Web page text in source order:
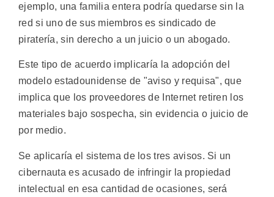
ejemplo, una familia entera podría quedarse sin la
red si uno de sus miembros es sindicado de
piratería, sin derecho a un juicio o un abogado.
Este tipo de acuerdo implicaría la adopción del
modelo estadounidense de "aviso y requisa", que
implica que los proveedores de Internet retiren los
materiales bajo sospecha, sin evidencia o juicio de
por medio.
Se aplicaría el sistema de los tres avisos. Si un
cibernauta es acusado de infringir la propiedad
intelectual en esa cantidad de ocasiones, será